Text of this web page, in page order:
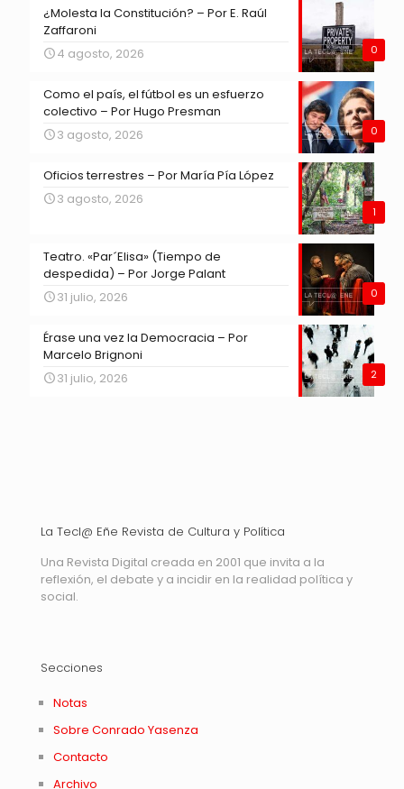
0
¿Molesta la Constitución? – Por E. Raúl
Zaffaroni
4 agosto, 2026
0
Como el país, el fútbol es un esfuerzo
colectivo – Por Hugo Presman
3 agosto, 2026
1
Oficios terrestres – Por María Pía López
3 agosto, 2026
0
Teatro. «Par´Elisa» (Tiempo de
despedida) – Por Jorge Palant
31 julio, 2026
2
Érase una vez la Democracia – Por
Marcelo Brignoni
31 julio, 2026
La Tecl@ Eñe Revista de Cultura y Política
Una Revista Digital creada en 2001 que invita a la
reflexión, el debate y a incidir en la realidad política y
social.
Secciones
Notas
Sobre Conrado Yasenza
Contacto
Archivo